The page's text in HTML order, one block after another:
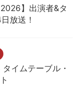
2026】出演者&タ
放送！
イムテーブル・